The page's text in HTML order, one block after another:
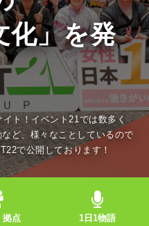
ト！イベント21では数多く
ど、様々なことしているので
で公開しております！
拠点 1日1物語